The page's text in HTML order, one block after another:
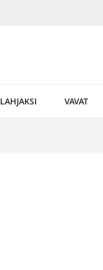
LAHJAKSI VAVAT